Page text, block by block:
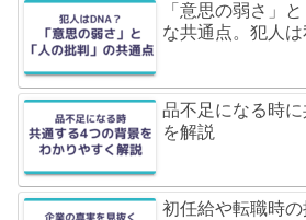
「意思の弱さ」
な共通点。犯人
品不足になる時
を解説
初任給や転職時